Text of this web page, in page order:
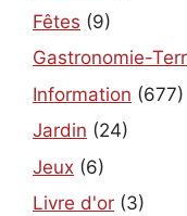
Fêtes (9)
Gastronomie-
Information (677)
Jardin (24)
Jeux (6)
Livre d'or (3)